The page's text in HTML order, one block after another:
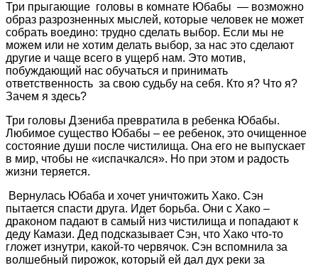
Три прыгающие головы в комнате Юбабы — возможно
образ разрозненных мыслей, которые человек не может
собрать воедино: трудно сделать выбор. Если мы не
можем или не хотим делать выбор, за нас это сделают
другие и чаще всего в ущерб нам. Это мотив,
побуждающий нас обучаться и принимать
ответственность за свою судьбу на себя. Кто я? Что я?
Зачем я здесь?
Три головы Дзениба превратила в ребенка Юбабы.
Любимое существо Юбабы – ее ребенок, это очищенное
состояние души после чистилища. Она его не выпускает
в мир, чтобы не «испачкался». Но при этом и радость
жизни теряется.
Вернулась Юбаба и хочет уничтожить Хако. Сэн
пытается спасти друга. Идет борьба. Они с Хако –
драконом падают в самый низ чистилища и попадают к
деду Камази. Дед подсказывает Сэн, что Хако что-то
гложет изнутри, какой-то червячок. Сэн вспомнила за
волшебный пирожок, который ей дал дух реки за